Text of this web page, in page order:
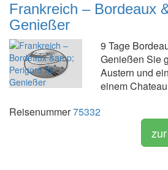
Frankreich – Bordeaux
Genießer
9 Tage
Genießen Sie
Austern und
einem
Reisenummer75332